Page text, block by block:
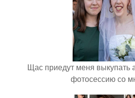
Щас приедут меня выкупать
фотосессию со